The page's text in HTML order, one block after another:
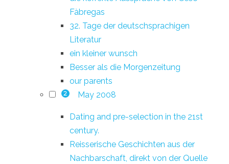
Fàbregas
32. Tage der deutschsprachigen
Literatur
ein kleiner wunsch
Besser als die Morgenzeitung
our parents
2 May 2008
Dating and pre-selection in the 21st
century.
Reisserische Geschichten aus der
Nachbarschaft, direkt von der Quelle